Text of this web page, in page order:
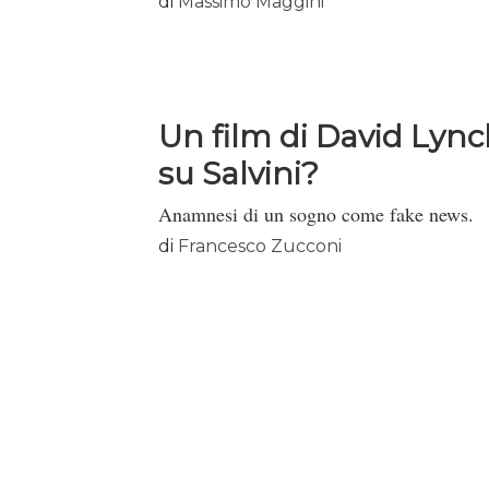
Un film di David
su Salvini?
Anamnesi di un sogno come fake news.
di Francesco Zucconi